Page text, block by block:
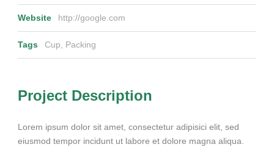
Website http://google.com
Tags Cup, Packing
Project Description
Lorem ipsum dolor sit amet, consectetur adipisici elit, sed
eiusmod tempor incidunt ut labore et dolore magna aliqua.